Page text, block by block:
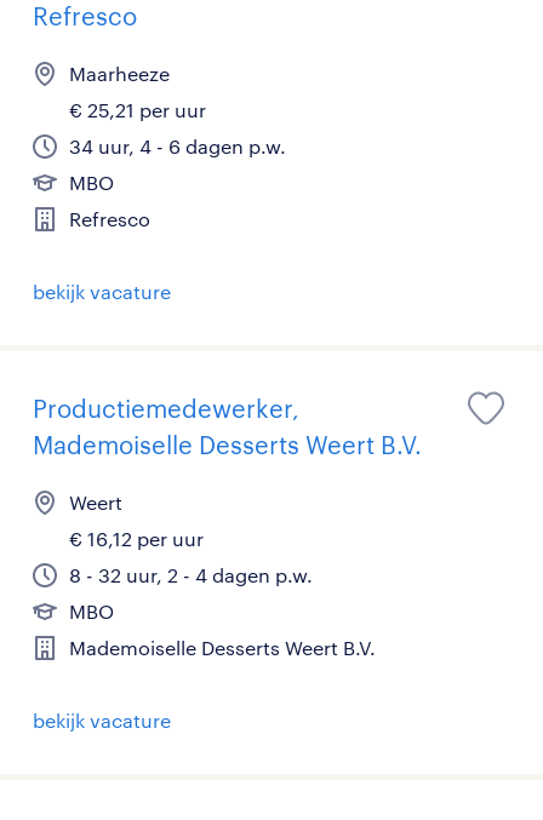
Refresco
Maarheeze
€ 25,21 per uur
34 uur, 4 - 6 dagen p.w.
MBO
Refresco
bekijk vacature
Productiemedewerker,
Mademoiselle Desserts Weert B.V.
Weert
€ 16,12 per uur
8 - 32 uur, 2 - 4 dagen p.w.
MBO
Mademoiselle Desserts Weert B.V.
bekijk vacature